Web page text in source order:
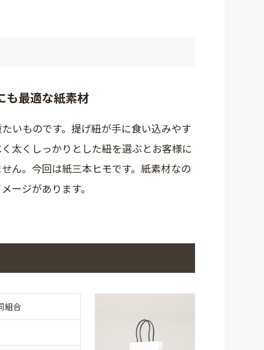
も最適な紙素材
いものです。提げ紐が手に食い込みやす
太くしっかりとした紐を選ぶとお客様に
ん。今回は紙三本ヒモです。紙素材なの
ージがあります。
組合